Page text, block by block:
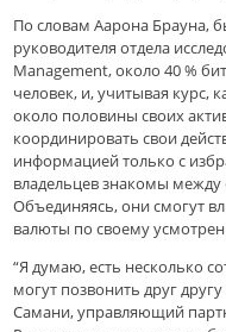
По словам Аарона Брауна,
руководителя отдела
Management, около 40 %
человек, и, учитывая курс,
около половины своих
координировать свои
информацией только с
владельцев знакомы между
Объединяясь, они смогут
валюты по своему
“Я думаю, есть несколько
могут позвонить друг
Самани, управляющий